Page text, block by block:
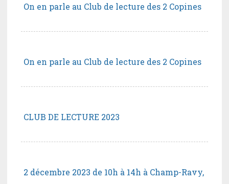
On en parle au Club de lecture des 2 Copines
On en parle au Club de lecture des 2 Copines
CLUB DE LECTURE 2023
2 décembre 2023 de 10h à 14h à Champ-Ravy,